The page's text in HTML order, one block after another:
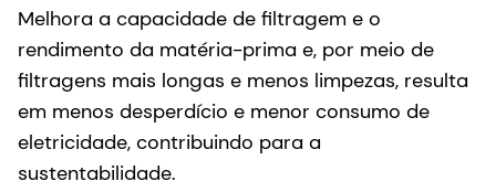
Melhora a capacidade de filtragem e o
rendimento da matéria-prima e, por meio de
filtragens mais longas e menos limpezas, resulta
em menos desperdício e menor consumo de
eletricidade, contribuindo para a
sustentabilidade.